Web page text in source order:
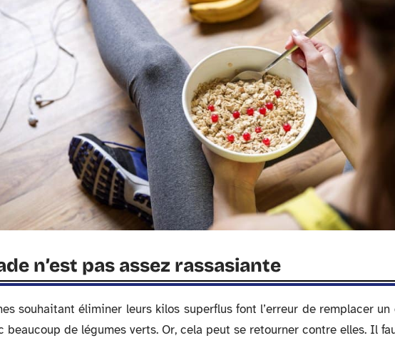
n’est pas assez rassasiante
souhaitant éliminer leurs kilos superflus font l’erreur de remplacer un
beaucoup de légumes verts. Or, cela peut se retourner contre elles. Il